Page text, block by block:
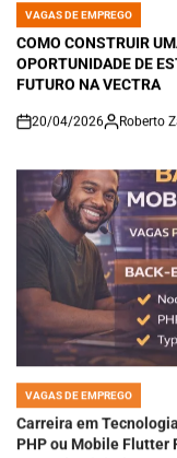
POSTED
IN
VAGAS DE EMPREGO
COMO CONSTRUIR
OPORTUNIDADE DE
FUTURO NA VECTRA
on
20/04/2026 Roberto
POSTED
Carreira em
PHP ou Mobile Flutter
Mercado Digital